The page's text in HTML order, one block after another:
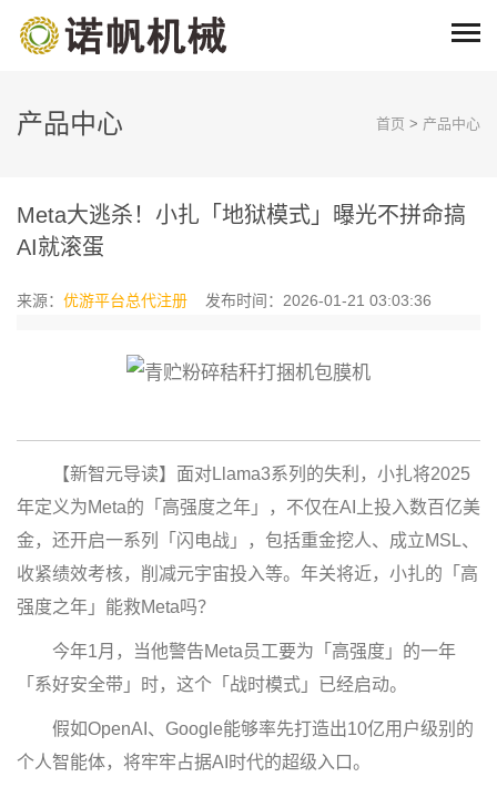
产品中心 首页 > 产品中心
Meta大逃杀！小扎「地狱模式」曝光不拼命搞
AI就滚蛋
来源： 优游平台总代注册 发布时间：2026-01-21 03:03:36
【新智元导读】面对Llama3系列的失利，小扎将2025
年定义为Meta的「高强度之年」，不仅在AI上投入数百亿美
金，还开启一系列「闪电战」，包括重金挖人、成立MSL、
收紧绩效考核，削减元宇宙投入等。年关将近，小扎的「高
强度之年」能救Meta吗？
今年1月，当他警告Meta员工要为「高强度」的一年
「系好安全带」时，这个「战时模式」已经启动。
假如OpenAI、Google能够率先打造出10亿用户级别的
个人智能体，将牢牢占据AI时代的超级入口。